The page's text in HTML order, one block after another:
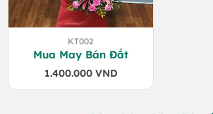
KT002
Mua May Bán Đắt
1.400.000 VND